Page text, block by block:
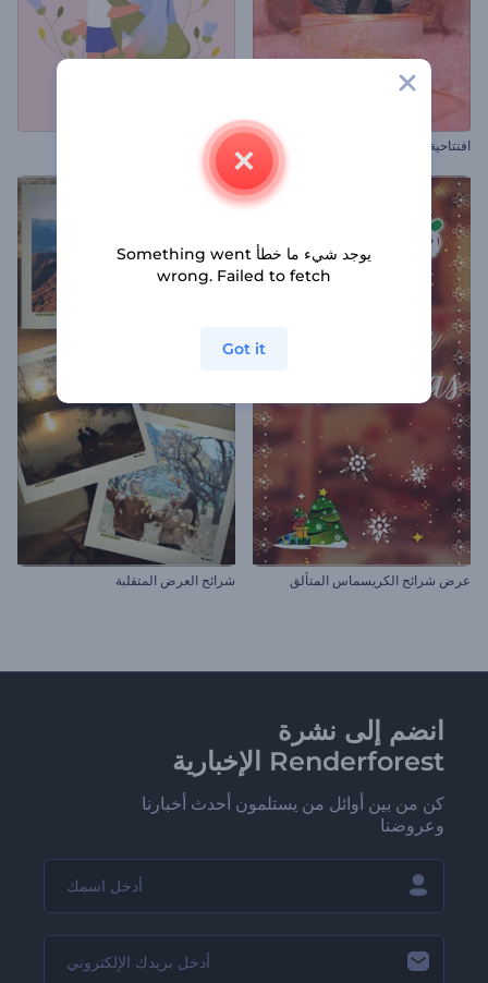
افتتاحية بطاقة عيد الحب مقطع عيد الأم
عرض شرائح الكريسماس المتألق شرائح العرض المتقلبة
انضم إلى نشرة
Renderforest الإخبارية
كن من بين أوائل من يستلمون أحدث أخبارنا
وعروضنا
يوجد شيء ما خطأ Something went
wrong. Failed to fetch
Got it